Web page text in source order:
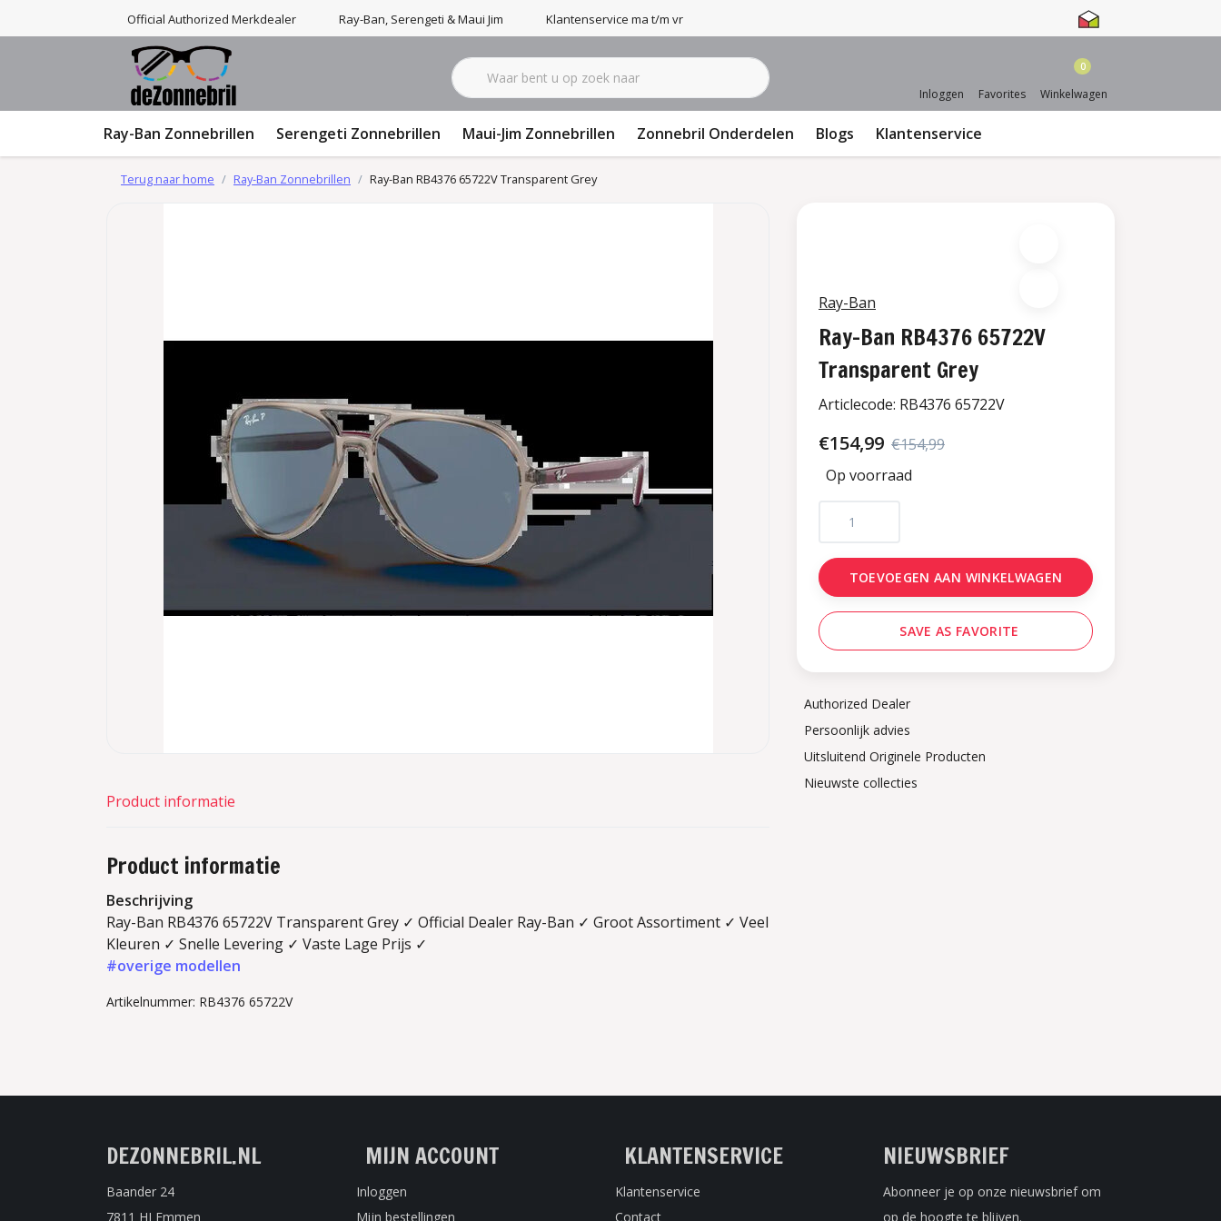
Official Authorized Merkdealer Ray-Ban, Serengeti & Maui Jim Klantenservice ma t/m vr 9-17u
Inloggen Favorites
0
Winkelwagen
Ray-Ban Zonnebrillen Serengeti Zonnebrillen Maui-Jim Zonnebrillen Zonnebril Onderdelen Blogs Klantenservice
Terug naar home Ray-Ban Zonnebrillen Ray-Ban RB4376 65722V Transparent Grey
Ray-Ban
Ray-Ban RB4376 65722V
Transparent Grey
Articlecode: RB4376 65722V
€154,99 €154,99
Op voorraad
TOEVOEGEN AAN WINKELWAGEN
SAVE AS FAVORITE
Authorized Dealer
Persoonlijk advies
Uitsluitend Originele Producten
Nieuwste collecties
Product informatie
Product informatie
Beschrijving
Ray-Ban RB4376 65722V Transparent Grey ✓ Official Dealer Ray-Ban ✓ Groot Assortiment ✓ Veel
Kleuren ✓ Snelle Levering ✓ Vaste Lage Prijs ✓
#overige modellen
Artikelnummer: RB4376 65722V
DEZONNEBRIL.NL
Baander 24
7811 HJ Emmen
MIJN ACCOUNT
Inloggen
Mijn bestellingen
KLANTENSERVICE
Klantenservice
Contact
NIEUWSBRIEF
Abonneer je op onze nieuwsbrief om
op de hoogte te blijven.